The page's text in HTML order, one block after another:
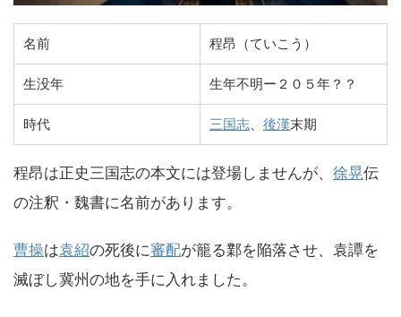
名前 程昂（ていこう）
生没年 生年不明ー２０５年？？
時代 三国志、 後漢末期
程昂は正史三国志の本文には登場しませんが、 徐晃伝
の注釈・魏書に名前があります。
曹操は袁紹の死後に審配が籠る鄴を陥落させ、袁譚を
滅ぼし冀州の地を手に入れました。